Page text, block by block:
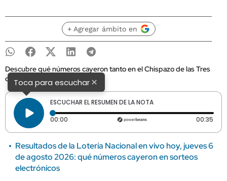
+ Agregar ámbito en
Descubre qué números cayeron tanto en el Chispazo de las Tres
como en el Chispazo Clásico.
Toca para escuchar×
ESCUCHAR EL RESUMEN DE LA NOTA
00:00 Tiempo transcurrido: 0 segundos 00:35
Resultados de la Lotería Nacional en vivo hoy, jueves 6
de agosto 2026: qué números cayeron en sorteos
electrónicos